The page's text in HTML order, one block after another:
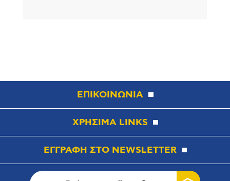
ΕΠΙΚΟΙΝΩΝΙΑ
ΧΡΗΣΙΜΑ LINKS
ΕΓΓΡΑΦΗ ΣΤΟ NEWSLETTER